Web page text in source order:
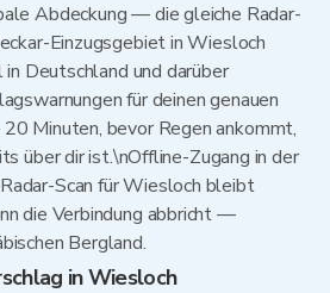
Abdeckung — die gleiche Radar-
Einzugsgebiet in Wiesloch
Deutschland und darüber
für deinen genauen
Minuten, bevor Regen ankommt,
über dir ist.\nOffline-Zugang in der
Scan für Wiesloch bleibt
die Verbindung abbricht —
Bergland.
in Wiesloch